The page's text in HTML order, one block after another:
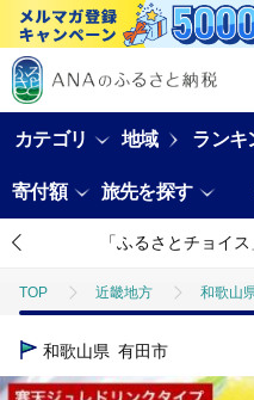
カテゴリ 地域 ランキ
寄付額 旅先を探す
「ふるさとチョイ
TOP 近畿地方 和歌山
TOP
TOP フルーツ みかん
和歌山県 有田市